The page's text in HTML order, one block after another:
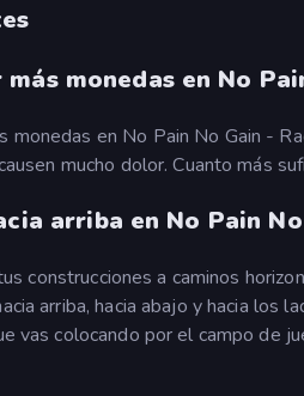
más monedas en No
monedas en No Pain No Gain -
mucho dolor. Cuanto más
arriba en No Pain
construcciones a caminos
arriba, hacia abajo y hacia los
vas colocando por el campo de